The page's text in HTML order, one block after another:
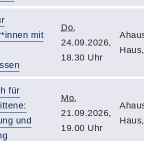
mit
Do.
24.09.2026,
18.30 Uhr
für
und
Mo.
21.09.2026,
19.00 Uhr